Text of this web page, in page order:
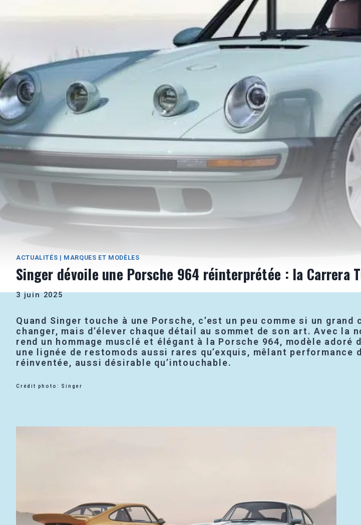
ACTUALITÉS | MARQUES ET MODÈLES
Singer dévoile une Porsche 964 réinterprétée : la Carrera
3 juin 2025
Quand Singer touche à une Porsche, c’est un peu comme si un
changer, mais d’élever chaque détail au sommet de son art. Avec la
rend un hommage musclé et élégant à la Porsche 964, modèle
une lignée de restomods aussi rares qu’exquis, mêlant
réinventée, aussi désirable qu’intouchable.
Crédit photo: Singer